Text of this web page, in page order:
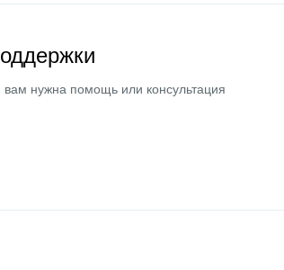
нужна помощь или консультация